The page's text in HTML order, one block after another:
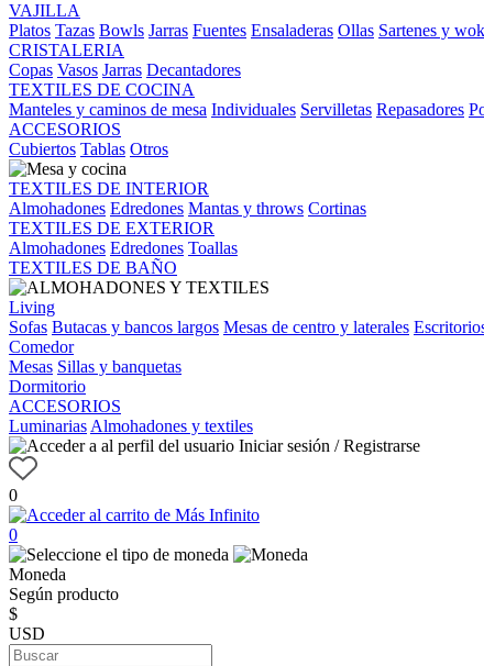
VAJILLA
Platos Tazas Bowls Jarras Fuentes Ensaladeras Ollas Sartenes y wok
CRISTALERIA
Copas Vasos Jarras Decantadores
TEXTILES DE COCINA
Manteles y caminos de mesa Individuales Servilletas Repasadores
ACCESORIOS
Cubiertos Tablas Otros
TEXTILES DE INTERIOR
Almohadones Edredones Mantas y throws Cortinas
TEXTILES DE EXTERIOR
Almohadones Edredones Toallas
TEXTILES DE BAÑO
Living
Sofas Butacas y bancos largos Mesas de centro y laterales
Comedor
Mesas Sillas y banquetas
Dormitorio
ACCESORIOS
Luminarias Almohadones y textiles
Iniciar sesión / Registrarse
0
0
Moneda
Según producto
$
USD